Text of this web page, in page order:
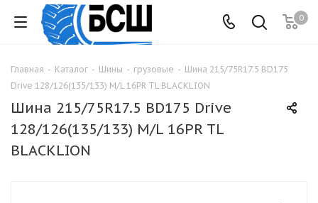
0
Главная - Каталог - Шины - грузовые - Шина 215/75R17.5 BD175
Drive 128/126(135/133) M/L 16PR TL BLACKLION
Шина 215/75R17.5 BD175 Drive
128/126(135/133) M/L 16PR TL
BLACKLION